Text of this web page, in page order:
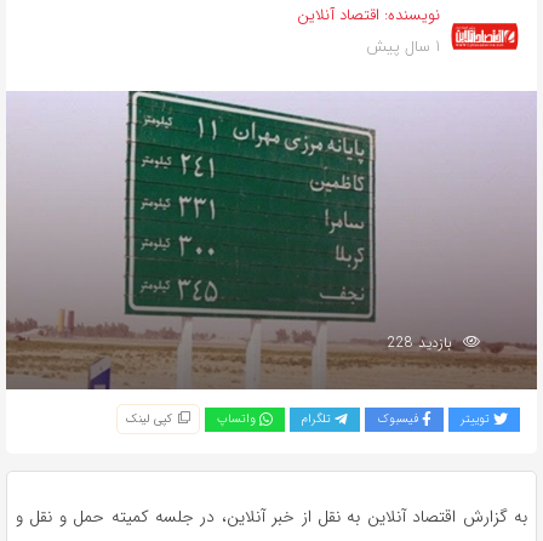
نویسنده: اقتصاد آنلاین
1 سال پیش
بازدید 228
توییتر فیسبوک تلگرام واتساپ کپی لینک
به گزارش اقتصاد آنلاین به نقل از خبر آنلاین، در جلسه کمیته حمل و نقل و